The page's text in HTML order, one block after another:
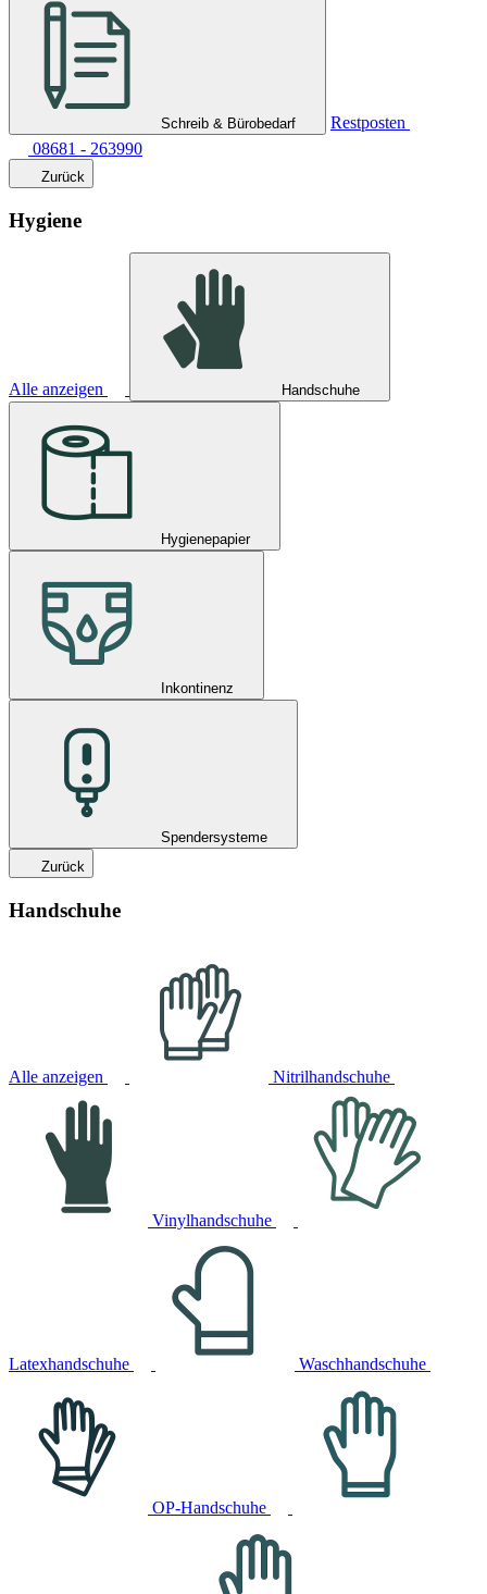
Schreib & Bürobedarf
Restposten
08681 - 263990
Zurück
Hygiene
Alle anzeigen Handschuhe
Hygienepapier
Inkontinenz
Spendersysteme
Zurück
Handschuhe
Alle anzeigen Nitrilhandschuhe
Vinylhandschuhe
Latexhandschuhe Waschhandschuhe
OP-Handschuhe